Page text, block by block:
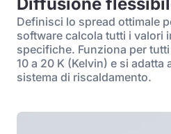
Definisci lo spread ottimale
software calcola tutti i valori
specifiche. Funziona per
10 a 20 K (Kelvin) e si adatta
sistema di riscaldamento.